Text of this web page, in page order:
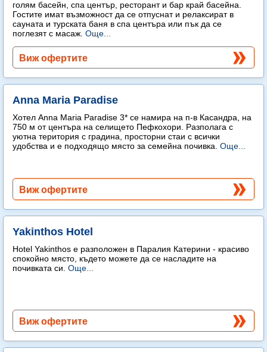
голям басейн, спа център, ресторант и бар край басейна.
Гостите имат възможност да се отпуснат и релаксират в
сауната и турската баня в спа центъра или пък да се
поглезят с масаж. Още...
Виж офертите
Anna Maria Paradise
Хотел Anna Maria Paradise 3* се намира на п-в Касандра, на
750 м от центъра на селището Пефкохори. Разполага с
уютна територия с градина, просторни стаи с всички
удобства и е подходящо място за семейна почивка. Още...
Виж офертите
Yakinthos Hotel
Hotel Yakinthos e разположен в Паралия Катерини - красиво
спокойно място, където можете да се насладите на
почивката си. Още...
Виж офертите